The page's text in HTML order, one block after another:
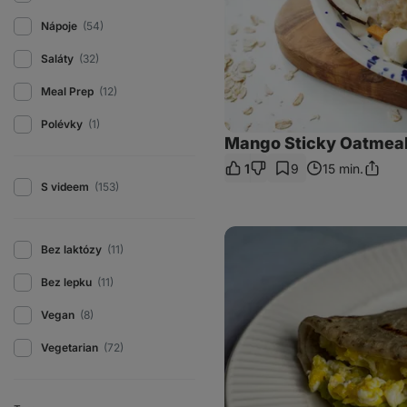
Nápoje (54)
Saláty (32)
Meal Prep (12)
Polévky (1)
S videem (153)
Bez laktózy (11)
Bez lepku (11)
Vegan (8)
Vegetarian (72)
Mango Sticky Oatmeal
1 9 15 min.Sdílet
Chia